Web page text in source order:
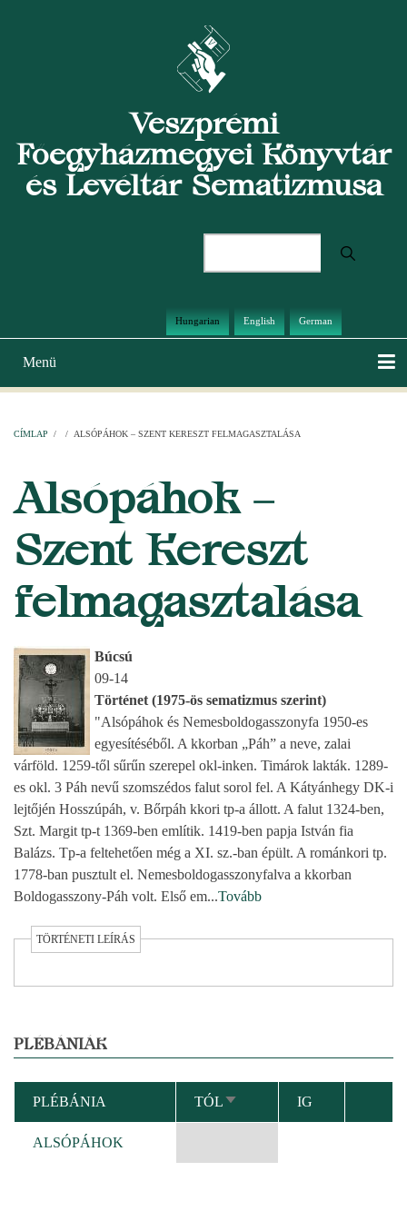
Veszprémi
Főegyházmegyei Könyvtár
és Levéltár Sematizmusa
Hungarian English German
Main
navigation
Menü
CÍMLAP / / ALSÓPÁHOK – SZENT KERESZT FELMAGASZTALÁSA
Alsópáhok –
Szent Kereszt
felmagasztalása
Búcsú
09-14
Történet (1975-ös sematizmus szerint)
"Alsópáhok és Nemesboldogasszonyfa 1950-es
egyesítéséből. A kkorban „Páh” a neve, zalai
várföld. 1259-től sűrűn szerepel okl-inken. Timárok lakták. 1289-
es okl. 3 Páh nevű szomszédos falut sorol fel. A Kátyánhegy DK-i
lejtőjén Hosszúpáh, v. Bőrpáh kkori tp-a állott. A falut 1324-ben,
Szt. Margit tp-t 1369-ben említik. 1419-ben papja István fia
Balázs. Tp-a feltehetően még a XI. sz.-ban épült. A románkori tp.
1778-ban pusztult el. Nemesboldogasszonyfalva a kkorban
Boldogasszony-Páh volt. Első em...Tovább
TÖRTÉNETI LEÍRÁS
PLÉBÁNIÁK
PLÉBÁNIA TÓLNÖVEKVŐ
RENDEZÉS
IG
ALSÓPÁHOK